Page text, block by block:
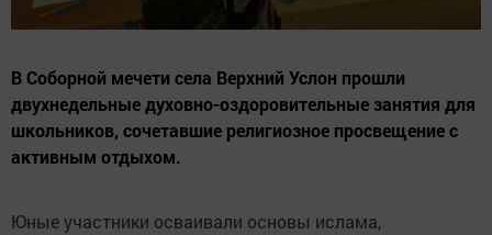
В Соборной мечети села Верхний Услон прошли
двухнедельные духовно-оздоровительные занятия для
школьников, сочетавшие религиозное просвещение с
активным отдыхом.
Юные участники осваивали основы ислама,